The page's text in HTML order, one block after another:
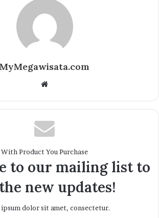
MyMegawisata.com
Website
With Product You Purchase
to our mailing list to
new updates!
dolor sit amet, consectetur.